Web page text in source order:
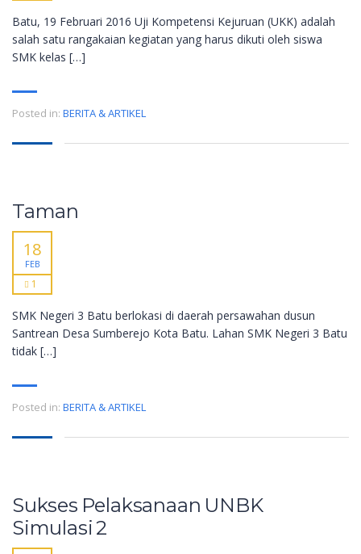
Batu, 19 Februari 2016 Uji Kompetensi Kejuruan (UKK) adalah
salah satu rangakaian kegiatan yang harus dikuti oleh siswa
SMK kelas […]
Posted in: BERITA & ARTIKEL
Taman
18
FEB
1
SMK Negeri 3 Batu berlokasi di daerah persawahan dusun
Santrean Desa Sumberejo Kota Batu. Lahan SMK Negeri 3 Batu
tidak […]
Posted in: BERITA & ARTIKEL
Sukses Pelaksanaan UNBK
Simulasi 2